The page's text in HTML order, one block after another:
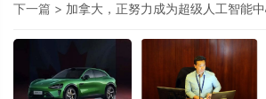
下一篇 > 加拿大，正努力成为超级人工智能